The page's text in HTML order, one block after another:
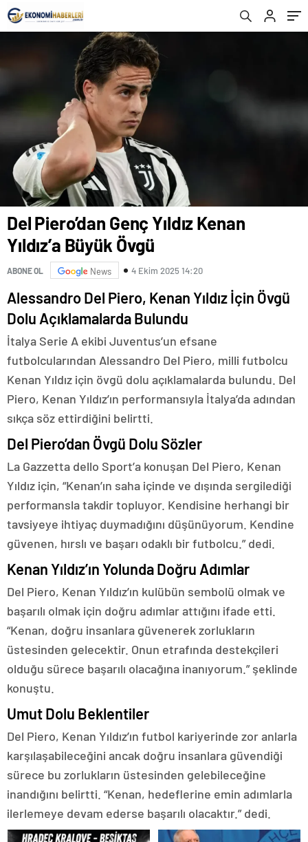
Del Piero’dan Genç Yıldız Kenan
Yıldız’a Büyük Övgü
ABONE OL News 4 Ekim 2025 14:20
Alessandro Del Piero, Kenan Yıldız İçin Övgü
Dolu Açıklamalarda Bulundu
İtalya Serie A ekibi Juventus’un efsane
futbolcularından Alessandro Del Piero, milli futbolcu
Kenan Yıldız için övgü dolu açıklamalarda bulundu. Del
Piero, Kenan Yıldız’ın performansıyla İtalya’da adından
sıkça söz ettirdiğini belirtti.
Del Piero’dan Övgü Dolu Sözler
La Gazzetta dello Sport’a konuşan Del Piero, Kenan
Yıldız için, “Kenan’ın saha içinde ve dışında sergilediği
performansla takdir topluyor. Kendisine herhangi bir
tavsiyeye ihtiyaç duymadığını düşünüyorum. Kendine
güvenen, hırslı ve başarı odaklı bir futbolcu.” dedi.
Kenan Yıldız’ın Yolunda Doğru Adımlar
Del Piero, Kenan Yıldız’ın kulübün sembolü olmak ve
başarılı olmak için doğru adımlar attığını ifade etti.
“Kenan, doğru insanlara güvenerek zorlukların
üstesinden gelecektir. Onun etrafında destekçileri
olduğu sürece başarılı olacağına inanıyorum.” şeklinde
konuştu.
Umut Dolu Beklentiler
Del Piero, Kenan Yıldız’ın futbol kariyerinde zor anlarla
karşılaşabileceğini ancak doğru insanlara güvendiği
sürece bu zorlukların üstesinden gelebileceğine
inandığını belirtti. “Kenan, hedeflerine emin adımlarla
ilerlemeye devam ederse başarılı olacaktır.” dedi.